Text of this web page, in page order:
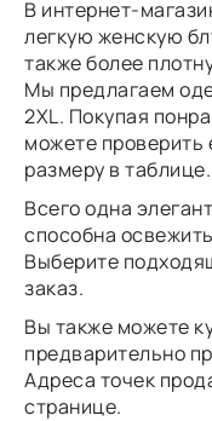
В интернет-
легкую женскую
также более
Мы предлагаем
2XL. Покупая
можете проверить
размеру в таблице.
Всего одна
способна
Выберите
заказ.
Вы также можете
предварительно
Адреса точек
странице.